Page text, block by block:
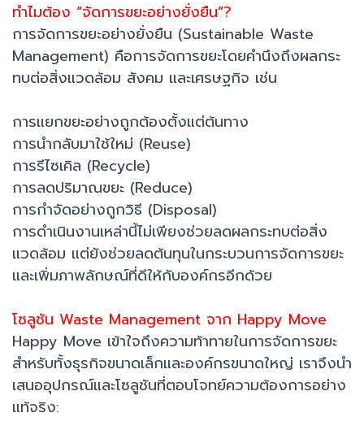
ทำไมต้อง “จัดการขยะอย่างยั่งยืน”?
การจัดการขยะอย่างยั่งยืน (Sustainable Waste
Management) คือการจัดการขยะโดยคำนึงถึงผลกระ
ทบต่อสิ่งแวดล้อม สังคม และเศรษฐกิจ เช่น
การแยกขยะอย่างถูกต้องตั้งแต่ต้นทาง
การนำกลับมาใช้ใหม่ (Reuse)
การรีไซเคิล (Recycle)
การลดปริมาณขยะ (Reduce)
การกำจัดอย่างถูกวิธี (Disposal)
การดำเนินงานเหล่านี้ไม่เพียงช่วยลดผลกระทบต่อสิ่ง
แวดล้อม แต่ยังช่วยลดต้นทุนในกระบวนการจัดการขยะ
และเพิ่มภาพลักษณ์ที่ดีให้กับองค์กรอีกด้วย
โซลูชัน Waste Management จาก Happy Move
Happy Move เข้าใจถึงความท้าทายในการจัดการขยะ
สำหรับทั้งธุรกิจขนาดเล็กและองค์กรขนาดใหญ่ เราจึงนำ
เสนออุปกรณ์และโซลูชันที่ตอบโจทย์ความต้องการอย่าง
แท้จริง: